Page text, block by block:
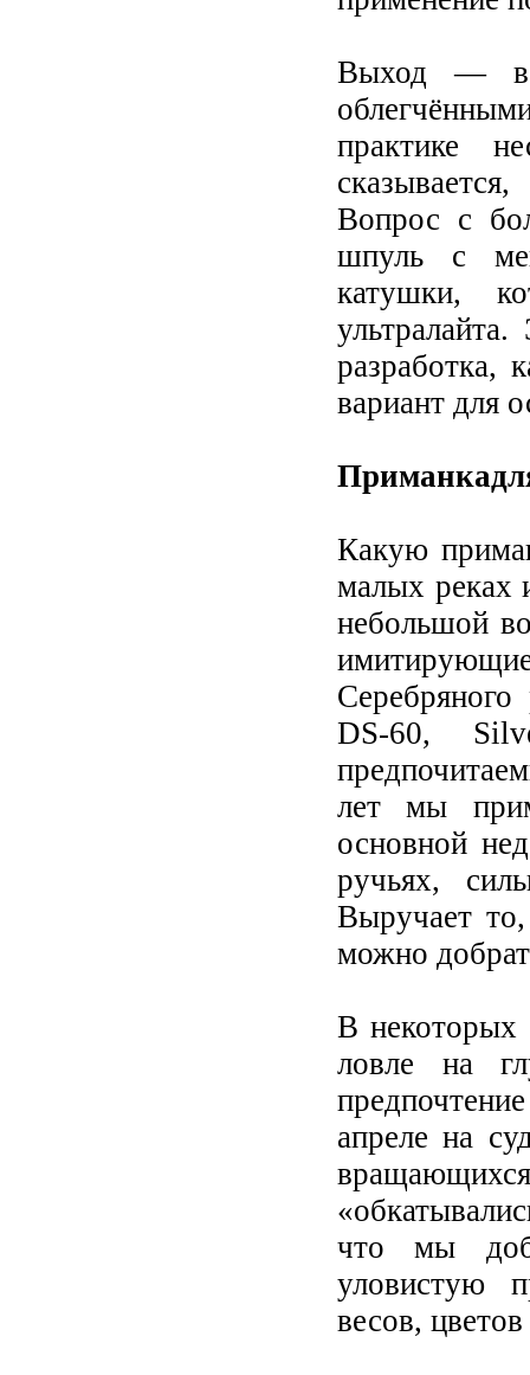
Выход — в
практике
Вопрос с
шпуль с
катушки,
вариант для
Какую
малых реках
небольшой
DS-60,
лет мы
основной
ручьях,
Выручает
можно
В некоторых
ловле на
апреле на
что мы
уловистую
весов,